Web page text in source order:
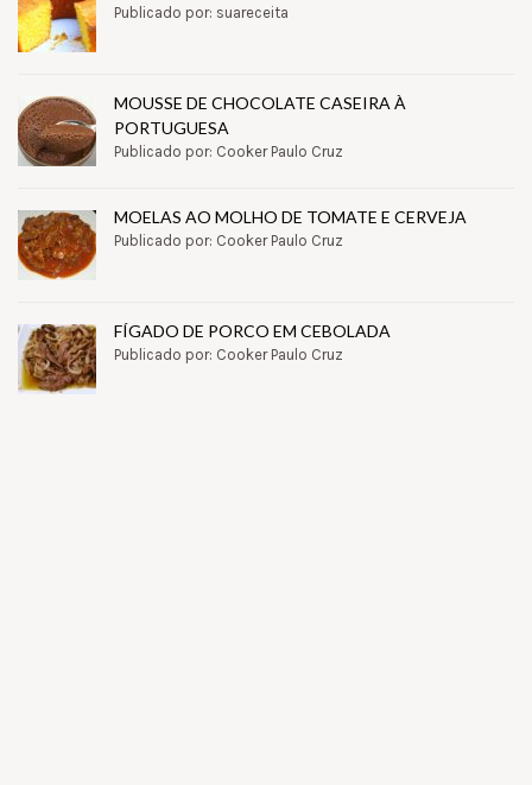
Publicado por: suareceita
MOUSSE DE CHOCOLATE CASEIRA À
PORTUGUESA
Publicado por: Cooker Paulo Cruz
MOELAS AO MOLHO DE TOMATE E CERVEJA
Publicado por: Cooker Paulo Cruz
FÍGADO DE PORCO EM CEBOLADA
Publicado por: Cooker Paulo Cruz